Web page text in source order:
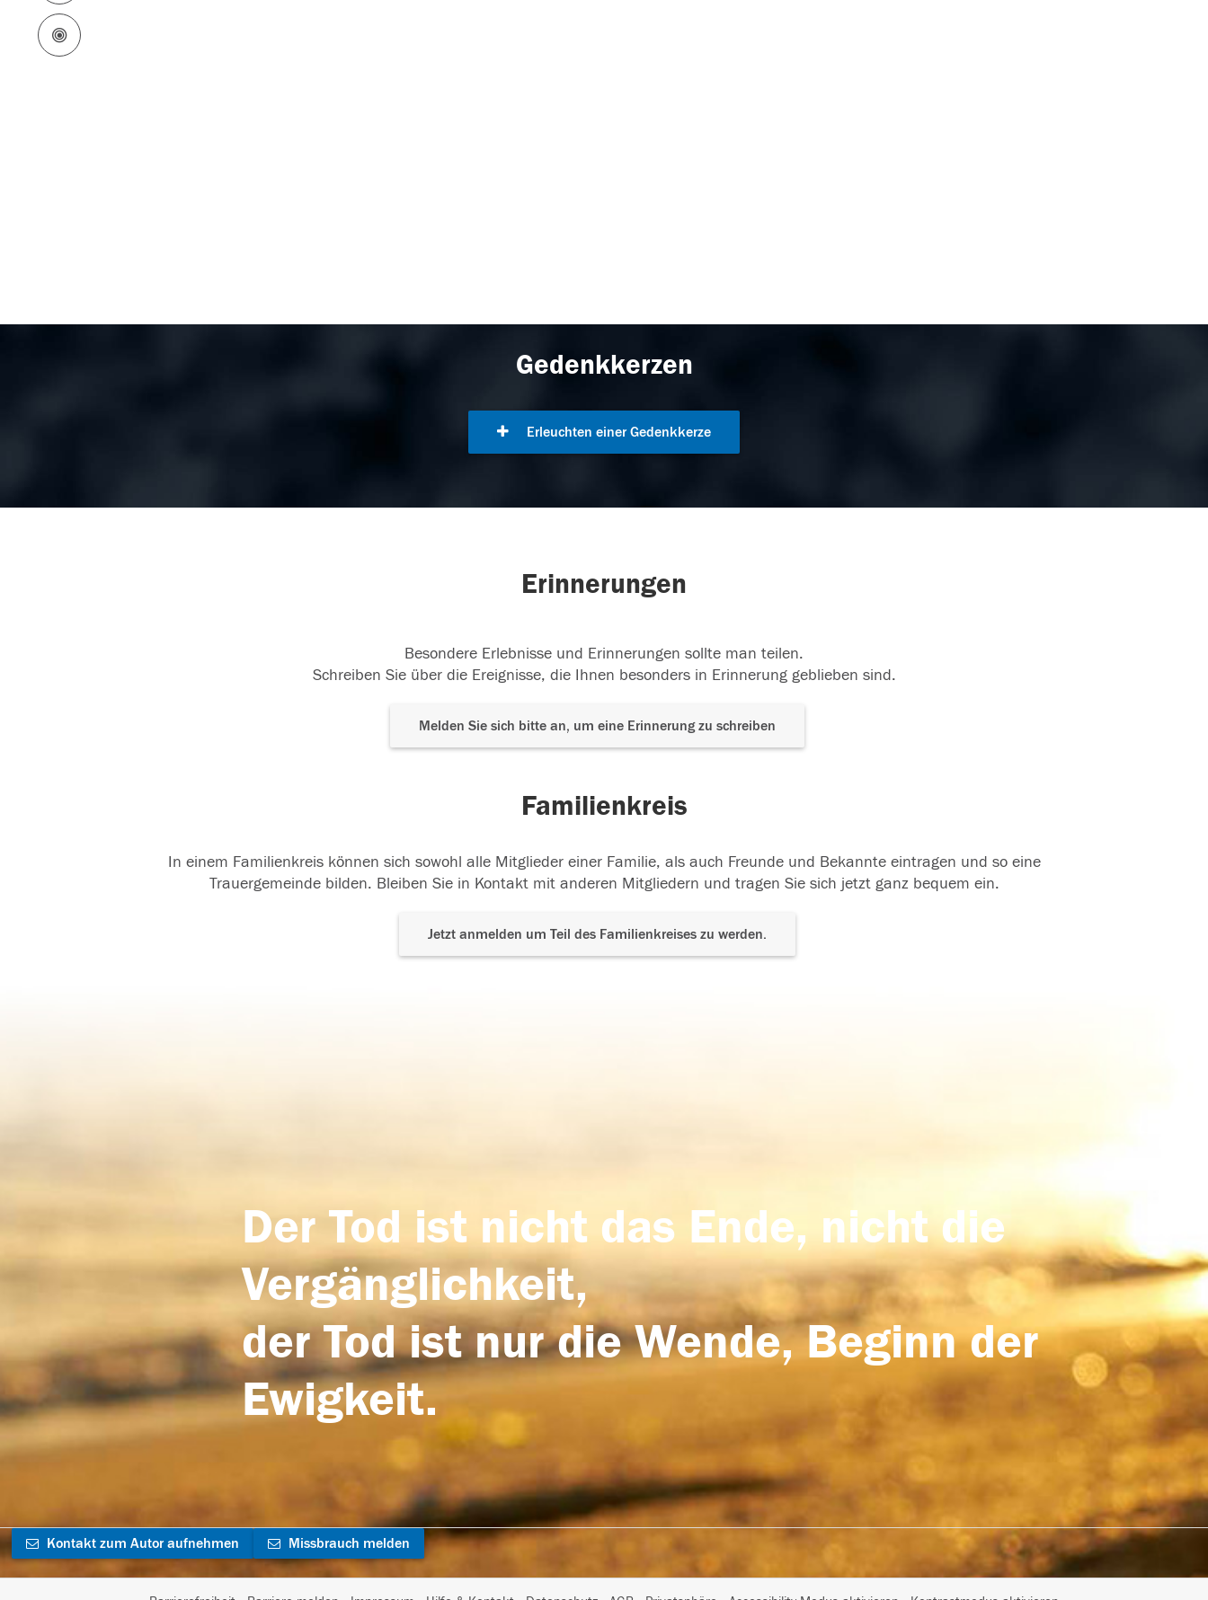
Gedenkkerzen
Erleuchten einer Gedenkkerze
Erinnerungen
Besondere Erlebnisse und Erinnerungen sollte man teilen.
Schreiben Sie über die Ereignisse, die Ihnen besonders in Erinnerung geblieben sind.
Melden Sie sich bitte an, um eine Erinnerung zu schreiben
Familienkreis
In einem Familienkreis können sich sowohl alle Mitglieder einer Familie, als auch Freunde und Bekannte eintragen und so eine
Trauergemeinde bilden. Bleiben Sie in Kontakt mit anderen Mitgliedern und tragen Sie sich jetzt ganz bequem ein.
Jetzt anmelden um Teil des Familienkreises zu werden.
Der Tod ist nicht das Ende, nicht die
Vergänglichkeit,
der Tod ist nur die Wende, Beginn der
Ewigkeit.
Kontakt zum Autor aufnehmen Missbrauch melden